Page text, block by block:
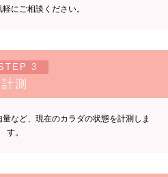
にご相談ください。
3
計測
など、現在のカラダの状態を計測しま
す。